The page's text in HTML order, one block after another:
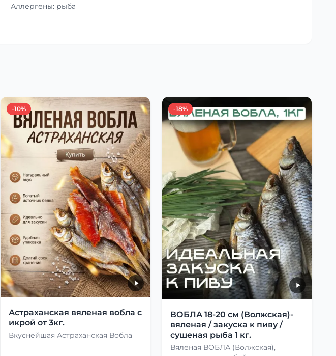
Аллергены: рыба
-10%
Астраханская вяленая вобла с
икрой от 3кг.
Вкуснейшая Астраханская Вобла
-18%
ВОБЛА 18-20 см (Волжская)-
вяленая / закуска к пиву /
сушеная рыба 1 кг.
Вяленая ВОБЛА (Волжская),